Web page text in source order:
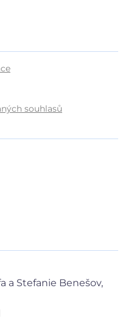
souhlasů
a Stefanie Benešov,